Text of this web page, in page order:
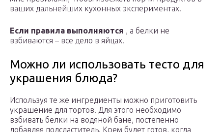
ваших дальнейших кухонных экспериментах.
Если правила выполняются , а белки не
взбиваются – все дело в яйцах.
Можно ли использовать тесто для
украшения блюда?
Используя те же ингредиенты можно приготовить
украшение для тортов. Для этого необходимо
взбивать белки на водяной бане, постепенно
добавляя подсластитель. Крем будет готов, когда